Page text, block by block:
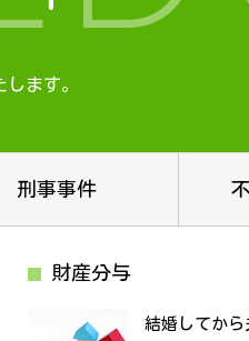
ます。
刑事事件
財産分与
結婚してから